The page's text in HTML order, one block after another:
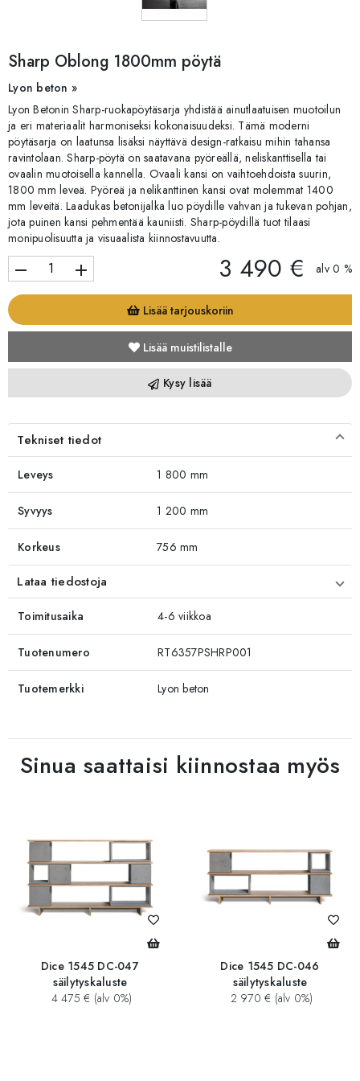
Sharp Oblong 1800mm pöytä
Lyon beton »
Lyon Betonin Sharp-ruokapöytäsarja yhdistää ainutlaatuisen muotoilun
ja eri materiaalit harmoniseksi kokonaisuudeksi. Tämä moderni
pöytäsarja on laatunsa lisäksi näyttävä design-ratkaisu mihin tahansa
ravintolaan. Sharp-pöytä on saatavana pyöreällä, neliskanttisella tai
ovaalin muotoisella kannella. Ovaali kansi on vaihtoehdoista suurin,
1800 mm leveä. Pyöreä ja nelikanttinen kansi ovat molemmat 1400
mm leveitä. Laadukas betonijalka luo pöydille vahvan ja tukevan pohjan,
jota puinen kansi pehmentää kauniisti. Sharp-pöydillä tuot tilaasi
monipuolisuutta ja visuaalista kiinnostavuutta.
remove add 3 490 € alv 0 %
Lisää tarjouskoriin
Lisää muistilistalle
Kysy lisää
Tekniset tiedot
Leveys 1 800 mm
Syvyys 1 200 mm
Korkeus 756 mm
Lataa tiedostoja
Toimitusaika 4-6 viikkoa
Tuotenumero RT6357PSHRP001
Tuotemerkki Lyon beton
Sinua saattaisi kiinnostaa myös
Dice 1545 DC-047
säilytyskaluste
4 475 € (alv 0%)
Dice 1545 DC-046
säilytyskaluste
2 970 € (alv 0%)